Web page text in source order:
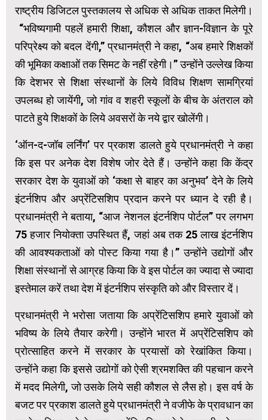
राष्ट्रीय डिजिटल पुस्तकालय से अधिक से अधिक ताकत मिलेगी।
“भविष्यगामी पहलें हमारी शिक्षा, कौशल और ज्ञान-विज्ञान के पूरे
परिप्रेक्ष्य को बदल देंगी,” प्रधानमंत्री ने कहा, “अब हमारे शिक्षकों
की भूमिका कक्षाओं तक सिमट के नहीं रहेगी।” उन्होंने उल्लेख किया
कि देशभर से शिक्षा संस्थानों के लिये विविध शिक्षण सामग्रियां
उपलब्ध हो जायेंगी, जो गांव व शहरी स्कूलों के बीच के अंतराल को
पाटते हुये शिक्षकों के लिये अवसरों के नये द्वार खोलेंगी।
‘ऑन-द-जॉब लर्निंग’ पर प्रकाश डालते हुये प्रधानमंत्री ने कहा
कि इस पर अनेक देश विशेष जोर देते हैं। उन्होंने कहा कि केंद्र
सरकार देश के युवाओं को ‘कक्षा से बाहर का अनुभव’ देने के लिये
इंटर्नशिप और अप्रेंटिसशिप प्रदान करने पर ध्यान दे रही है।
प्रधानमंत्री ने बताया, “आज नेशनल इंटर्नशिप पोर्टल” पर लगभग
75 हजार नियोक्ता उपस्थित हैं, जहां अब तक 25 लाख इंटर्नशिप
की आवश्यकताओं को पोस्ट किया गया है।” उन्होंने उद्योगों और
शिक्षा संस्थानों से आग्रह किया कि वे इस पोर्टल का ज्यादा से ज्यादा
इस्तेमाल करें तथा देश में इंटर्नशिप संस्कृति को और विस्तार दें।
प्रधानमंत्री ने भरोसा जताया कि अप्रेंटिसशिप हमारे युवाओं को
भविष्य के लिये तैयार करेगी। उन्होंने भारत में अप्रेंटिसशिप को
प्रोत्साहित करने में सरकार के प्रयासों को रेखांकित किया।
उन्होंने कहा कि इससे उद्योगों को ऐसी श्रमशक्ति की पहचान करने
में मदद मिलेगी, जो उसके लिये सही कौशल से लैस हो। इस वर्ष के
बजट पर प्रकाश डालते हुये प्रधानमंत्री ने वजीफे के प्रावधान का